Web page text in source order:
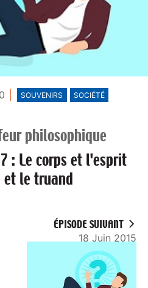
SOUVENIRS SOCIÉTÉ
philosophique
: Le corps et l'esprit
le truand
ÉPISODE SUIVANT
18 Juin 2015